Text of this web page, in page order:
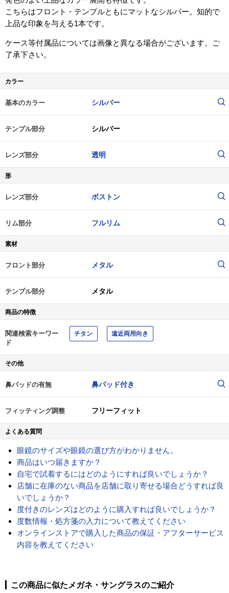
こちらはフロント・テンプルともにマットなシルバー。知的で
上品な印象を与える1本です。
ケース等付属品については画像と異なる場合がございます。ご
了承下さい。
カラー
基本のカラー シルバー
テンプル部分 シルバー
レンズ部分 透明
形
レンズ部分 ボストン
リム部分 フルリム
素材
フロント部分 メタル
テンプル部分 メタル
商品の特徴
関連検索キーワー
ド
チタン 遠近両用向き
その他
鼻パッドの有無 鼻パッド付き
フィッティング調整 フリーフィット
よくある質問
眼鏡のサイズや眼鏡の選び方がわかりません。
商品はいつ届きますか？
自宅で試着するにはどのようにすれば良いでしょうか？
店舗に在庫のない商品を店舗に取り寄せる場合どうすれば良
いでしょうか？
度付きのレンズはどのように購入すれば良いでしょうか？
度数情報・処方箋の入力について教えてください
オンラインストアで購入した商品の保証・アフターサービス
内容を教えてください
この商品に似たメガネ・サングラスのご紹介